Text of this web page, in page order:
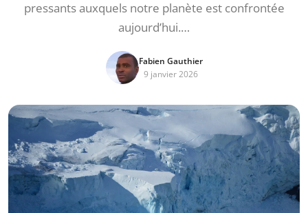
pressants auxquels notre planète est confrontée
aujourd’hui.…
Fabien Gauthier
9 janvier 2026